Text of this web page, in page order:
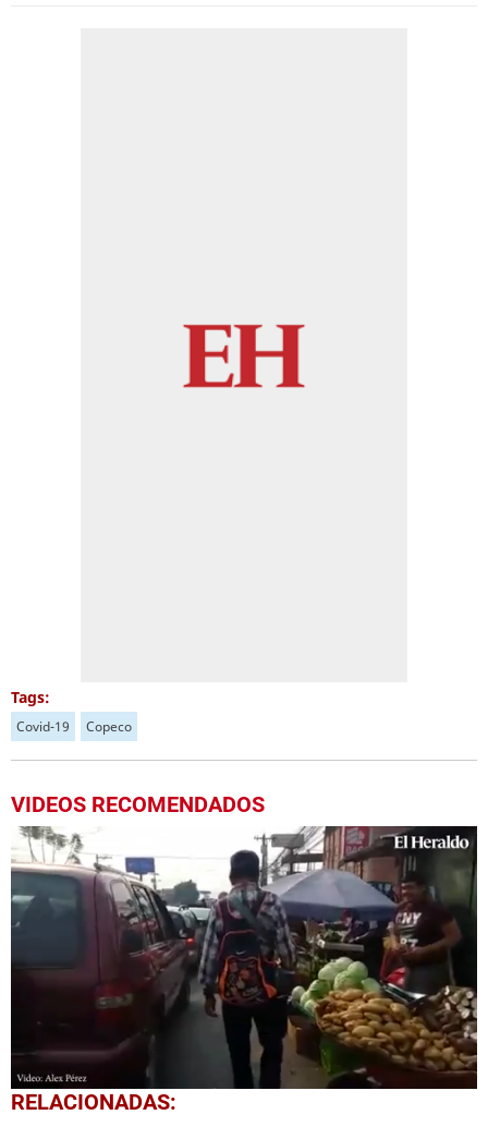
Tags:
Covid-19 Copeco
VIDEOS RECOMENDADOS
0
seconds
RELACIONADAS: